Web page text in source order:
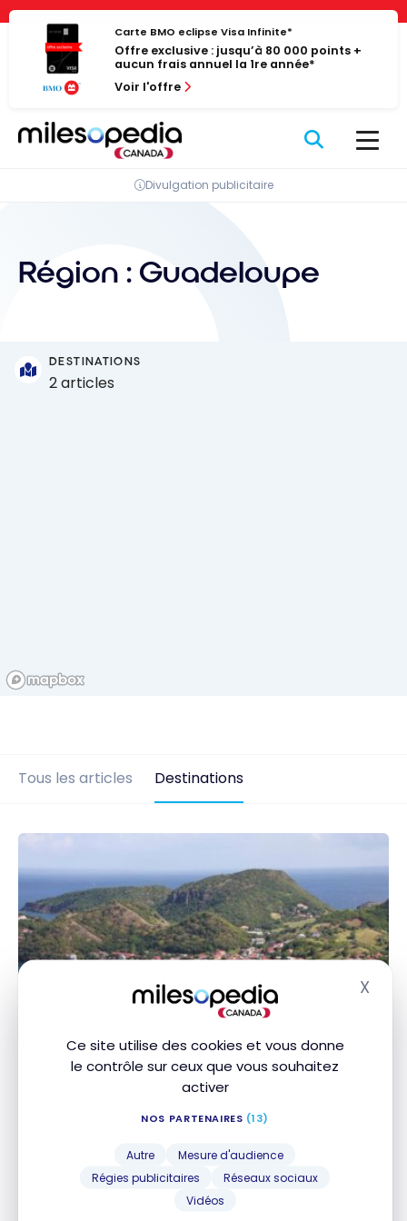
Panneau de gestion des cookies
Ce site utilise des cookies et vous donne
le contrôle sur ceux que vous souhaitez
activer
NOS PARTENAIRES (13)
Autre
Mesure d'audience
Régies publicitaires
Réseaux sociaux
Vidéos
X
Passer
contenu
Carte BMO eclipse Visa Infinite*
Offre exclusive : jusqu’à 80 000 points +
aucun frais annuel la 1re année*
Voir l'offre
Divulgation publicitaire
Région : Guadeloupe
DESTINATIONS
2 articles
Tous les articles Destinations
Antilles : Guide de voyage en Guadeloupe |
Itinéraires et Incontournables
Antilles : Guide de voyage en
Guadeloupe | Itinéraires et
Incontournables
8 Décembre 2023